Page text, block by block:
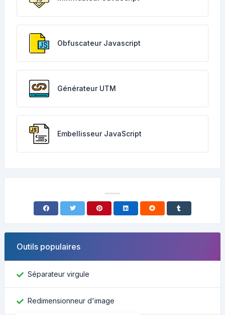
Obfuscateur Javascript
Générateur UTM
Embellisseur JavaScript
Outils populaires
Séparateur virgule
Redimensionneur d'image